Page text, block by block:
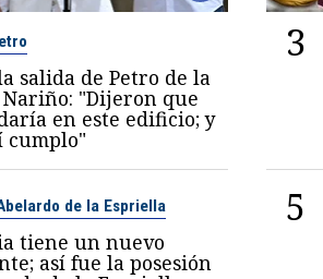
salida de Petro de la
Nariño: "Dijeron que
en este edificio; y
cumplo"
3
de la Espriella
tiene un nuevo
así fue la posesión
5